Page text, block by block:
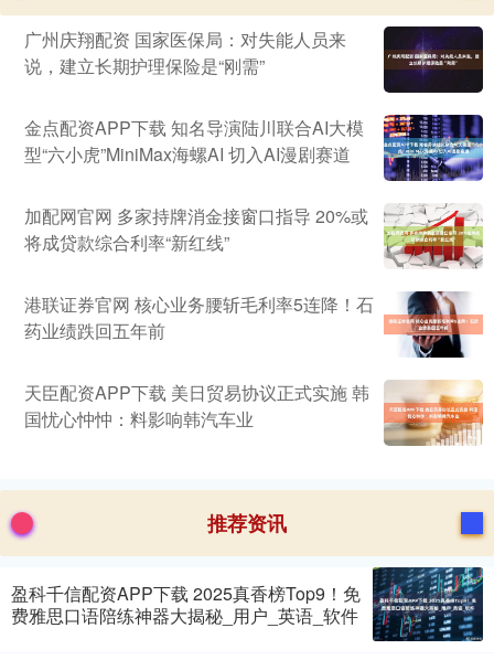
广州庆翔配资 国家医保局：对失能人员来
说，建立长期护理保险是“刚需”
金点配资APP下载 知名导演陆川联合AI大模
型“六小虎”MiniMax海螺AI 切入AI漫剧赛道
加配网官网 多家持牌消金接窗口指导 20%或
将成贷款综合利率“新红线”
港联证券官网 核心业务腰斩毛利率5连降！石
药业绩跌回五年前
天臣配资APP下载 美日贸易协议正式实施 韩
国忧心忡忡：料影响韩汽车业
推荐资讯
盈科千信配资APP下载 2025真香榜Top9！免
费雅思口语陪练神器大揭秘_用户_英语_软件